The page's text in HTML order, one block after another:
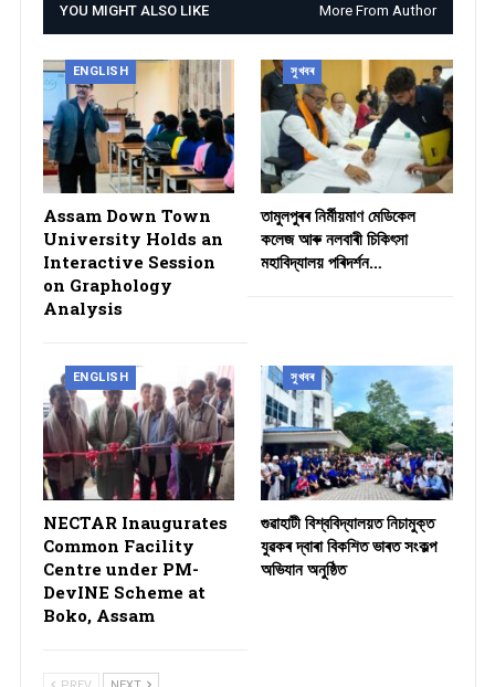
YOU MIGHT ALSO LIKE More From Author
ENGLISH
Assam Down Town
University Holds an
Interactive Session
on Graphology
Analysis
সুখবৰ
তামুলপুৰৰ নিৰ্মীয়মাণ মেডিকেল
কলেজ আৰু নলবাৰী চিকিৎসা
মহাবিদ্যালয় পৰিদৰ্শন…
ENGLISH
NECTAR Inaugurates
Common Facility
Centre under PM-
DevINE Scheme at
Boko, Assam
সুখবৰ
গুৱাহাটী বিশ্ববিদ্যালয়ত নিচামুক্ত
যুৱকৰ দ্বাৰা বিকশিত ভাৰত সংকল্প
অভিযান অনুষ্ঠিত